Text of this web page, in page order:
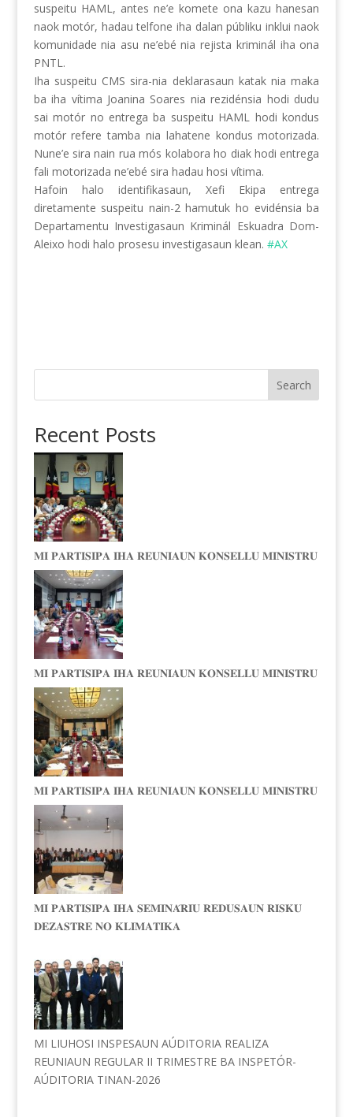
suspeitu HAML, antes ne’e komete ona kazu hanesan
naok motór, hadau telfone iha dalan públiku inklui naok
komunidade nia asu ne’ebé nia rejista kriminál iha ona
PNTL.
Iha suspeitu CMS sira-nia deklarasaun katak nia maka
ba iha vítima Joanina Soares nia rezidénsia hodi dudu
sai motór no entrega ba suspeitu HAML hodi kondus
motór refere tamba nia lahatene kondus motorizada.
Nune’e sira nain rua mós kolabora ho diak hodi entrega
fali motorizada ne’ebé sira hadau hosi vítima.
Hafoin halo identifikasaun, Xefi Ekipa entrega
diretamente suspeitu nain-2 hamutuk ho evidénsia ba
Departamentu Investigasaun Kriminál Eskuadra Dom-
Aleixo hodi halo prosesu investigasaun klean. #AX
Search
Recent Posts
𝐌𝐈 𝐏𝐀𝐑𝐓𝐈𝐒𝐈𝐏𝐀 𝐈𝐇𝐀 𝐑𝐄𝐔𝐍𝐈𝐀𝐔𝐍 𝐊𝐎𝐍𝐒𝐄𝐋𝐋𝐔 𝐌𝐈𝐍𝐈𝐒𝐓𝐑𝐔
𝐌𝐈 𝐏𝐀𝐑𝐓𝐈𝐒𝐈𝐏𝐀 𝐈𝐇𝐀 𝐑𝐄𝐔𝐍𝐈𝐀𝐔𝐍 𝐊𝐎𝐍𝐒𝐄𝐋𝐋𝐔 𝐌𝐈𝐍𝐈𝐒𝐓𝐑𝐔
𝐌𝐈 𝐏𝐀𝐑𝐓𝐈𝐒𝐈𝐏𝐀 𝐈𝐇𝐀 𝐑𝐄𝐔𝐍𝐈𝐀𝐔𝐍 𝐊𝐎𝐍𝐒𝐄𝐋𝐋𝐔 𝐌𝐈𝐍𝐈𝐒𝐓𝐑𝐔
𝐌𝐈 𝐏𝐀𝐑𝐓𝐈𝐒𝐈𝐏𝐀 𝐈𝐇𝐀 𝐒𝐄𝐌𝐈𝐍𝐀́𝐑𝐈𝐔 𝐑𝐄𝐃𝐔𝐒𝐀𝐔𝐍 𝐑𝐈𝐒𝐊𝐔
𝐃𝐄𝐙𝐀𝐒𝐓𝐑𝐄 𝐍𝐎 𝐊𝐋𝐈𝐌𝐀𝐓𝐈𝐊𝐀
MI LIUHOSI INSPESAUN AÚDITORIA REALIZA
REUNIAUN REGULAR II TRIMESTRE BA INSPETÓR-
AÚDITORIA TINAN-2026